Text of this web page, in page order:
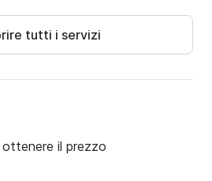
tutti i servizi
il prezzo